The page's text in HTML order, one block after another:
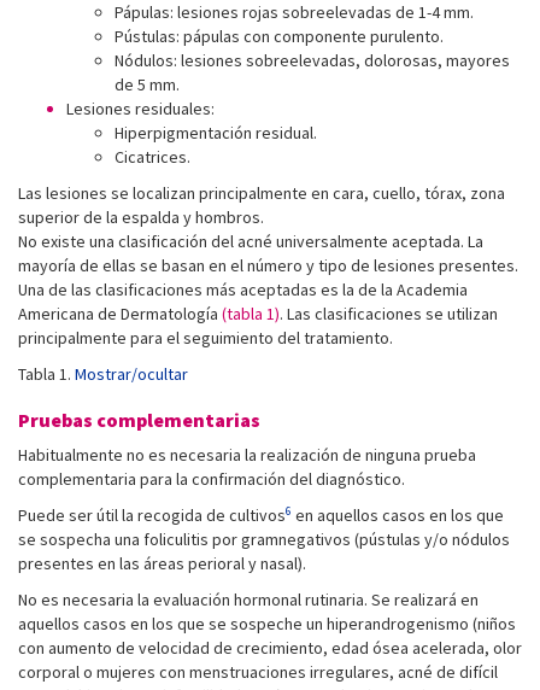
Pápulas: lesiones rojas sobreelevadas de 1-4 mm.
Pústulas: pápulas con componente purulento.
Nódulos: lesiones sobreelevadas, dolorosas, mayores
de 5 mm.
Lesiones residuales:
Hiperpigmentación residual.
Cicatrices.
Las lesiones se localizan principalmente en cara, cuello, tórax, zona
superior de la espalda y hombros.
No existe una clasificación del acné universalmente aceptada. La
mayoría de ellas se basan en el número y tipo de lesiones presentes.
Una de las clasificaciones más aceptadas es la de la Academia
Americana de Dermatología (tabla 1). Las clasificaciones se utilizan
principalmente para el seguimiento del tratamiento.
Tabla 1. Mostrar/ocultar
Pruebas complementarias
Habitualmente no es necesaria la realización de ninguna prueba
complementaria para la confirmación del diagnóstico.
Puede ser útil la recogida de cultivos6 en aquellos casos en los que
se sospecha una foliculitis por gramnegativos (pústulas y/o nódulos
presentes en las áreas perioral y nasal).
No es necesaria la evaluación hormonal rutinaria. Se realizará en
aquellos casos en los que se sospeche un hiperandrogenismo (niños
con aumento de velocidad de crecimiento, edad ósea acelerada, olor
corporal o mujeres con menstruaciones irregulares, acné de difícil